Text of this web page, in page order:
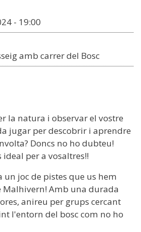
- 19:00
amb carrer del Bosc
la natura i observar el vostre
jugar per descobrir i aprendre
Doncs no ho dubteu!
per a vosaltres!!
joc de pistes que us hem
Malhivern! Amb una durada
anireu per grups cercant
l'entorn del bosc com no ho